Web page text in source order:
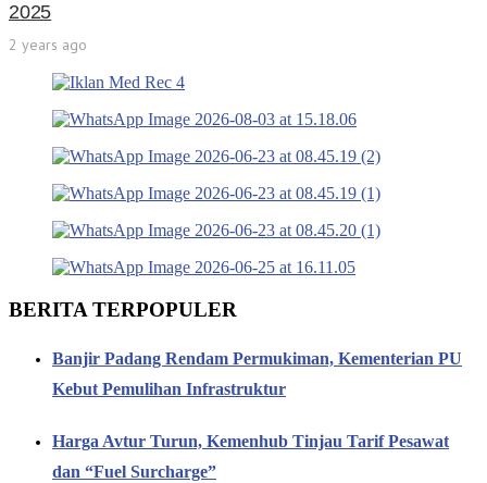
2025
2 years ago
BERITA TERPOPULER
Banjir Padang Rendam Permukiman, Kementerian PU
Kebut Pemulihan Infrastruktur
Harga Avtur Turun, Kemenhub Tinjau Tarif Pesawat
dan “Fuel Surcharge”